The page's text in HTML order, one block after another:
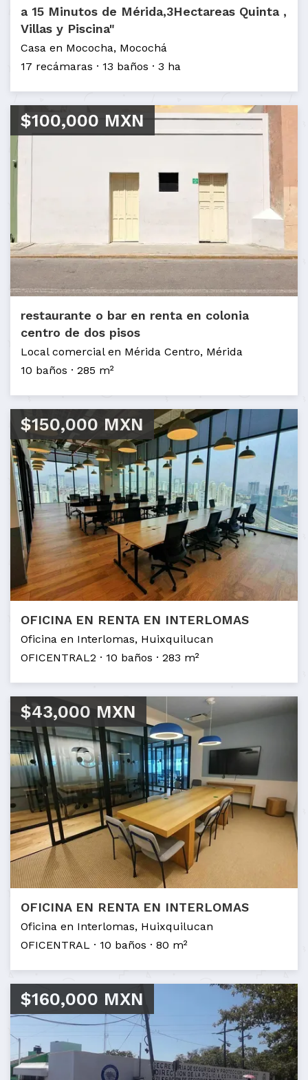
a 15 Minutos de Mérida,3Hectareas Quinta ,
Villas y Piscina"
Casa en Mococha, Mocochá
17 recámaras
13 baños 3 ha
$100,000 MXN
restaurante o bar en renta en colonia
centro de dos pisos
Local comercial en Mérida Centro, Mérida
10 baños
285 m²
$150,000 MXN
OFICINA EN RENTA EN INTERLOMAS
Oficina en Interlomas, Huixquilucan
OFICENTRAL2
10 baños 283 m²
$43,000 MXN
OFICINA EN RENTA EN INTERLOMAS
Oficina en Interlomas, Huixquilucan
OFICENTRAL
10 baños 80 m²
$160,000 MXN